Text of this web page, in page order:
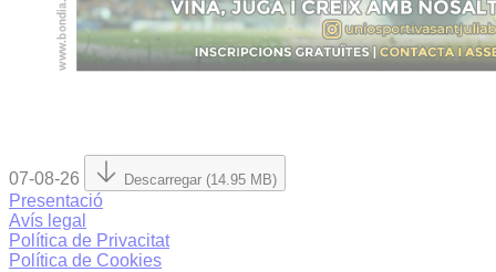
07-08-26 Descarregar (14.95 MB)
Presentació
Avís legal
Política de Privacitat
Política de Cookies